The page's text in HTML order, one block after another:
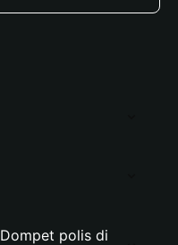
polis di